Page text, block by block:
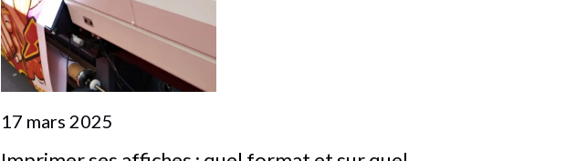
17 mars 2025